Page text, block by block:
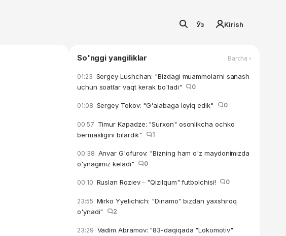
Ўз Kirish
So'nggi yangiliklar Barcha ›
01:23 Sergey Lushchan: "Bizdagi muammolarni sanash
uchun soatlar vaqt kerak bo'ladi"
0
01:08 Sergey Tokov: "G'alabaga loyiq edik" 0
00:57 Timur Kapadze: "Surxon" osonlikcha ochko
bermasligini bilardik"
1
00:38 Anvar G'ofurov: "Bizning ham o'z maydonimizda
o'ynagimiz keladi"
0
00:10 Ruslan Roziev - "Qizilqum" futbolchisi! 0
23:55 Mirko Yyelichich: "Dinamo" bizdan yaxshiroq
o'ynadi"
2
23:29 Vadim Abramov: "83-daqiqada "Lokomotiv"